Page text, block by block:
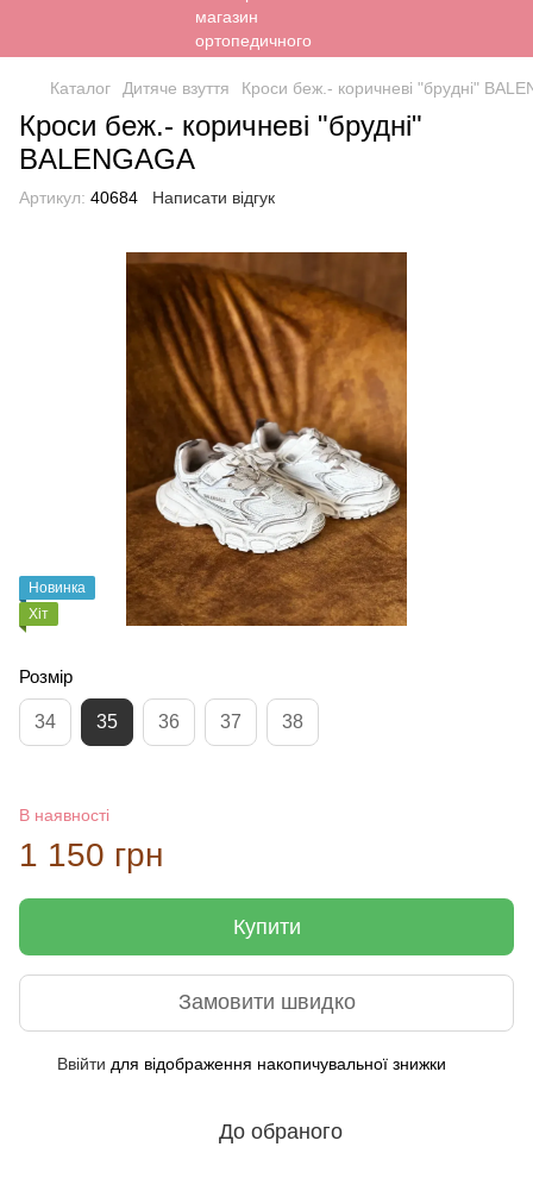
Каталог Дитяче взуття Кроси беж.- коричневі "брудні"
Кроси беж.- коричневі "брудні"
BALENGAGA
Артикул: 40684 Написати відгук
Новинка
Хіт
Розмір
34 35 36 37 38
В наявності
1 150 грн
Купити
Замовити швидко
Ввійти для відображення накопичувальної знижки
До обраного